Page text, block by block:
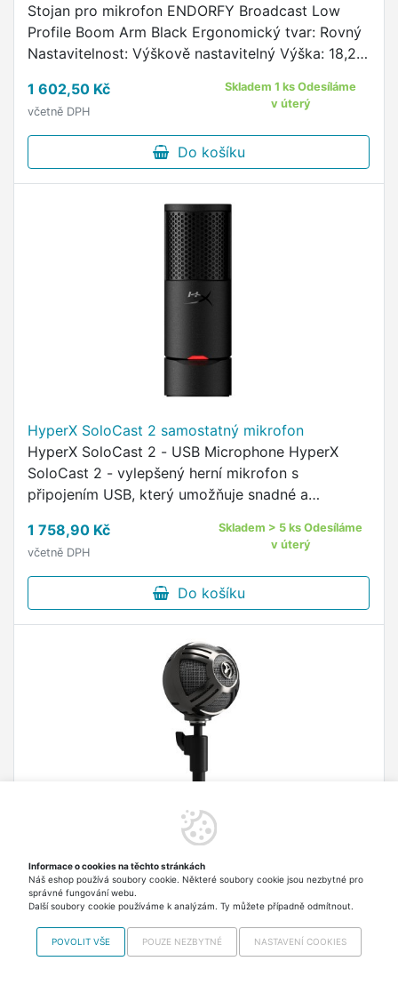
Stojan pro mikrofon ENDORFY Broadcast Low
Profile Boom Arm Black Ergonomický tvar: Rovný
Nastavitelnost: Výškově nastavitelný Výška: 18,2
1 602,50 Kč
včetně DPH
Skladem 1 ks Odesíláme
v úterý
Do košíku
HyperX SoloCast 2 samostatný mikrofon
HyperX SoloCast 2 - USB Microphone HyperX
SoloCast 2 - vylepšený herní mikrofon s
připojením USB, který umožňuje snadné a
1 758,90 Kč
včetně DPH
Skladem > 5 ks Odesíláme
v úterý
Do košíku
AROZZI mikrofon SFERA/ stříbrný
USB mikrofon Arozzi SFERA – pro streamování i
gaming Stolní USB mikrofon Arozzi SFERA je
navržen pro streamování digitálního obsahu,
podcasty , YouTube videa ve studiové kvalitě
Informace o cookies na těchto stránkách
Náš eshop používá soubory cookie. Některé soubory cookie jsou nezbytné pro
správné fungování webu.
Další soubory cookie používáme k analýzám. Ty můžete případně odmítnout.
POVOLIT VŠE POUZE NEZBYTNÉ NASTAVENÍ COOKIES